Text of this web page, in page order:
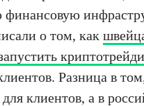
о том, как
Разница в
клиентов, а в